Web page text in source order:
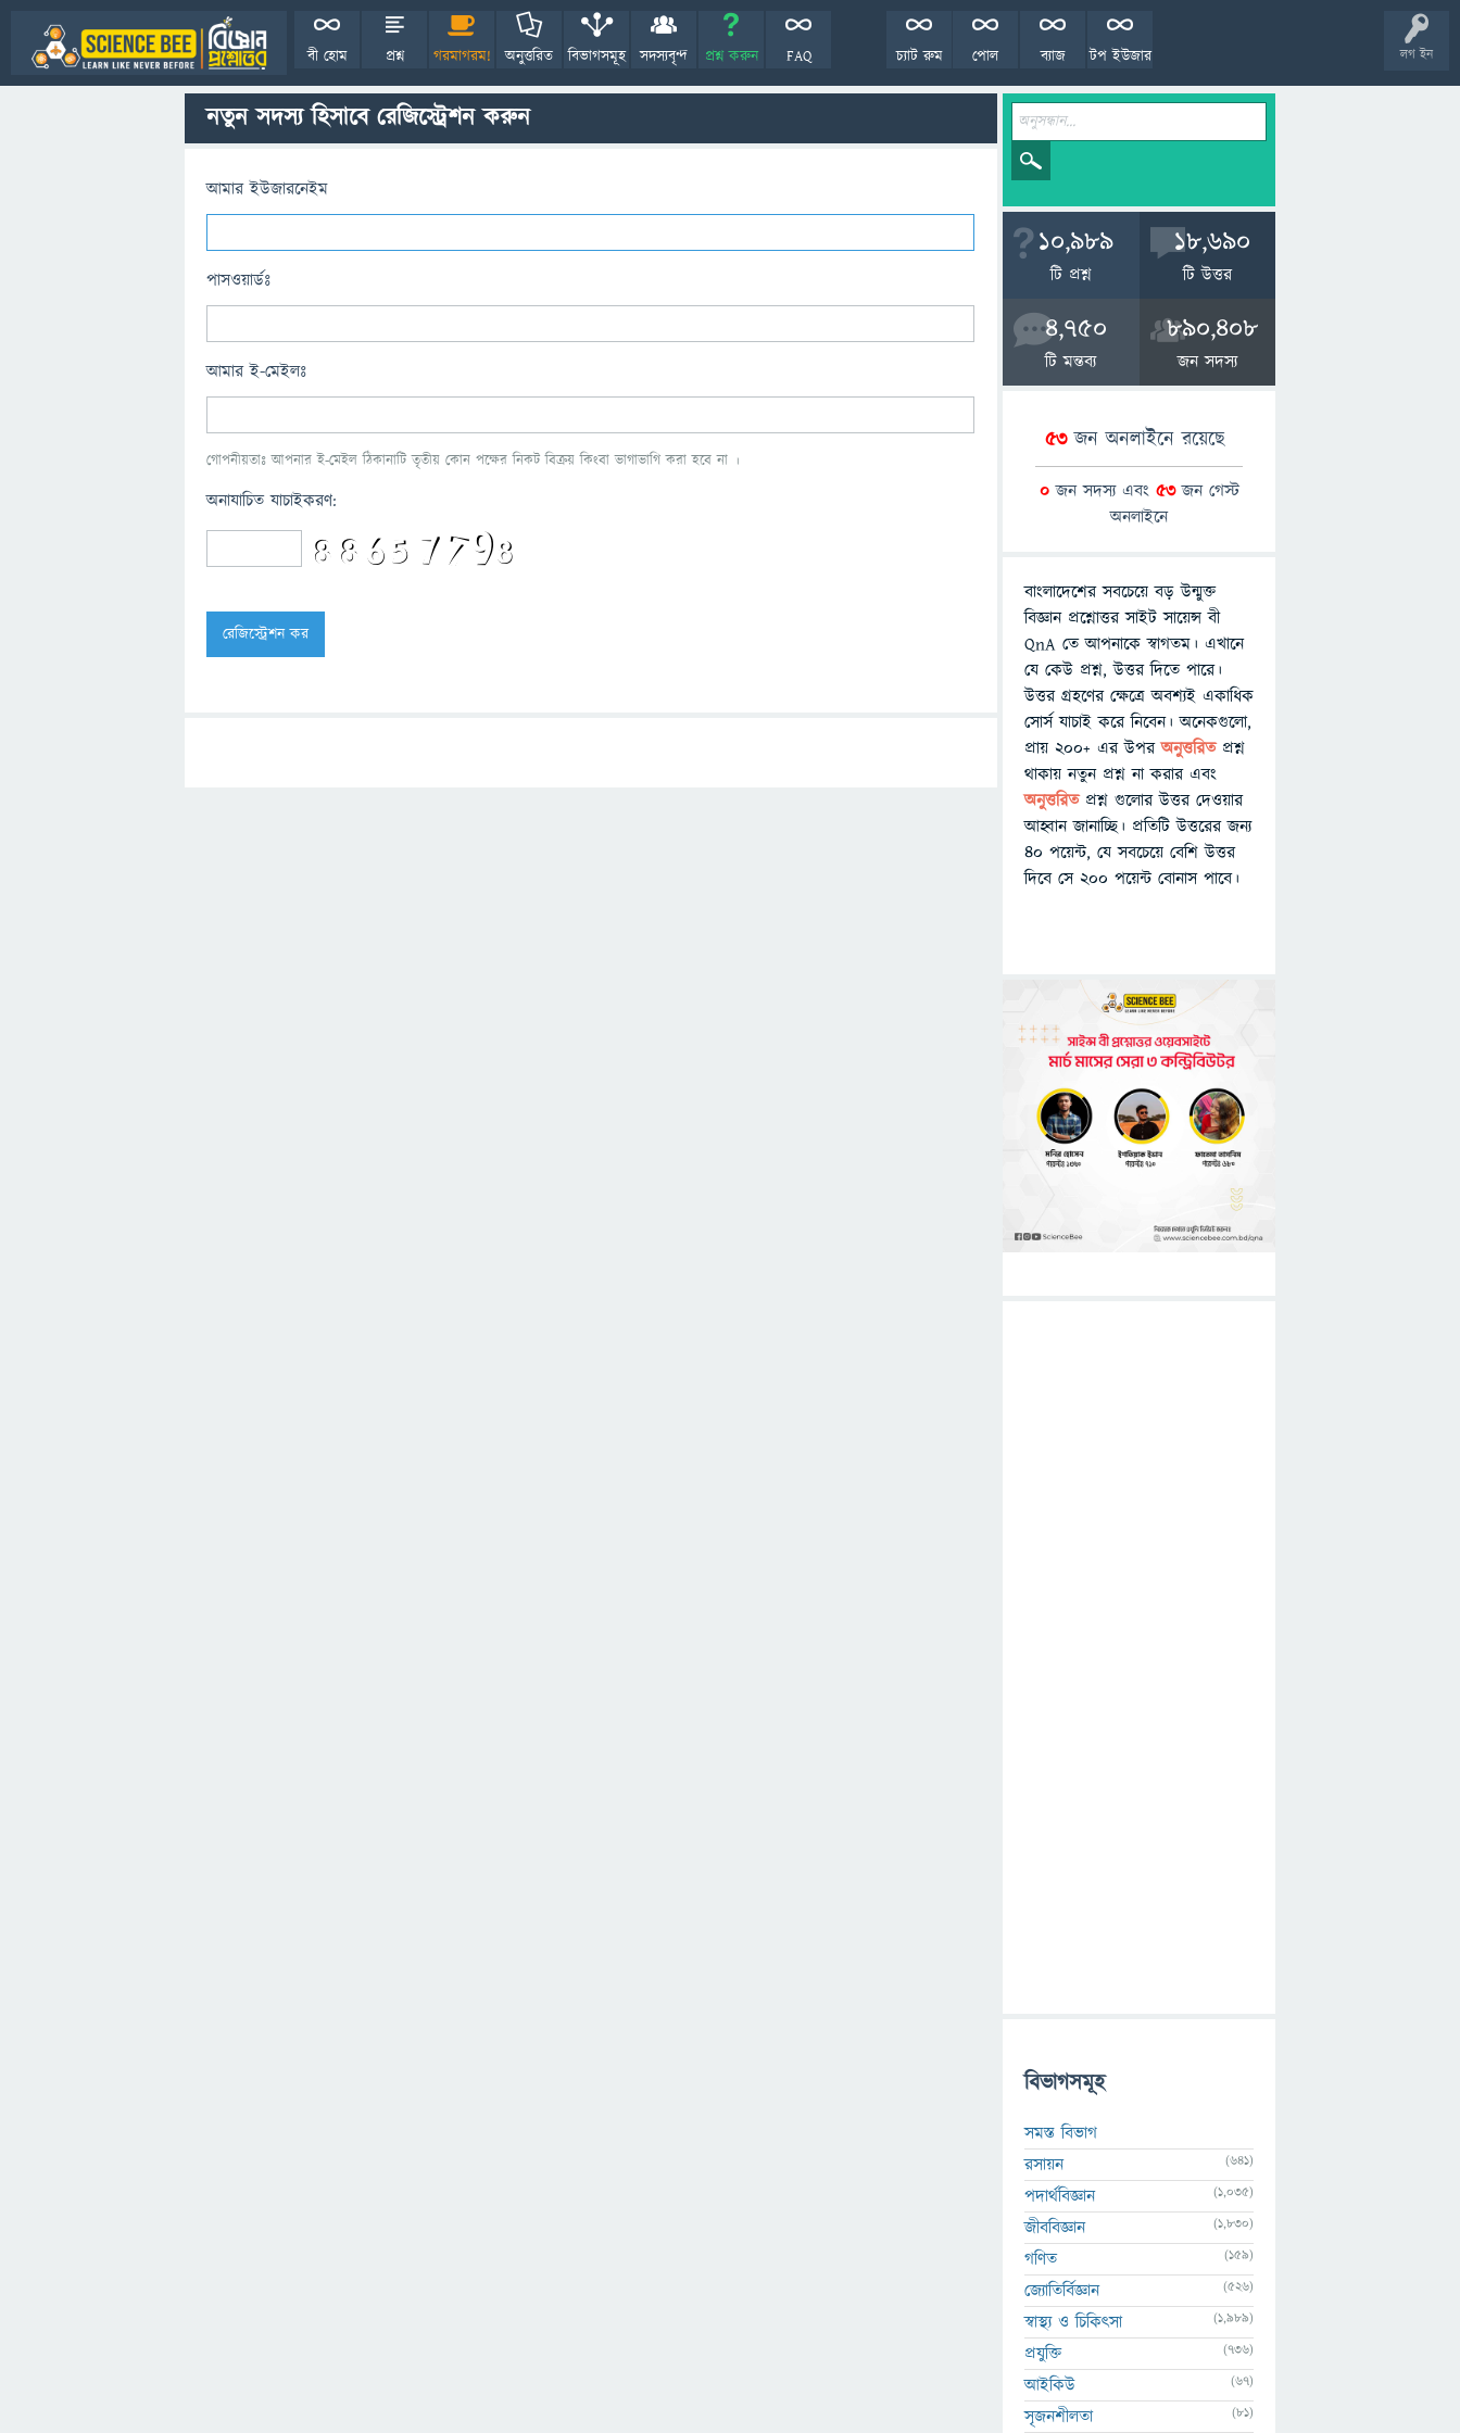
লগ ইন
বী হোম প্রশ্ন গরমাগরম! অনুত্তরিত বিভাগসমূহ সদস্যবৃন্দ প্রশ্ন করুন FAQ টপ ইউজার
ব্যাজ
পোল
চ্যাট রুম
নতুন সদস্য হিসাবে রেজিস্ট্রেশন করুন
আমার ইউজারনেইম
পাসওয়ার্ডঃ
আমার ই-মেইলঃ
গোপনীয়তাঃ আপনার ই-মেইল ঠিকানাটি তৃতীয় কোন পক্ষের নিকট বিক্রয় কিংবা ভাগাভাগি করা হবে না ।
অনাযাচিত যাচাইকরণ:
10,989
টি প্রশ্ন
18,690
টি উত্তর
4,750
টি মন্তব্য
890,408
জন সদস্য
53জন অনলাইনে রয়েছে
0জন সদস্য এবং 53জন গেস্ট
অনলাইনে
বাংলাদেশের সবচেয়ে বড় উন্মুক্ত
বিজ্ঞান প্রশ্নোত্তর সাইট সায়েন্স বী
QnA তে আপনাকে স্বাগতম। এখানে
যে কেউ প্রশ্ন, উত্তর দিতে পারে।
উত্তর গ্রহণের ক্ষেত্রে অবশ্যই একাধিক
সোর্স যাচাই করে নিবেন। অনেকগুলো,
প্রায় ২০০+ এর উপরঅনুত্তরিতপ্রশ্ন
থাকায় নতুন প্রশ্ন না করার এবং
অনুত্তরিত প্রশ্ন গুলোর উত্তর দেওয়ার
আহ্বান জানাচ্ছি। প্রতিটি উত্তরের জন্য
৪০ পয়েন্ট, যে সবচেয়ে বেশি উত্তর
দিবে সে ২০০ পয়েন্ট বোনাস পাবে।
বিভাগসমূহ
সমস্ত বিভাগ
রসায়ন
(641)
পদার্থবিজ্ঞান (1,035)
জীববিজ্ঞান (1,830)
গণিত (159)
জ্যোতির্বিজ্ঞান (526)
স্বাস্থ্য ও চিকিৎসা (1,989)
প্রযুক্তি (736)
আইকিউ (67)
সৃজনশীলতা (81)